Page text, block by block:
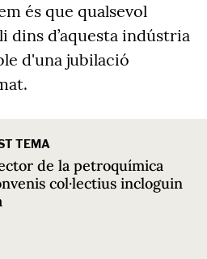
és que qualsevol
dins d’aquesta indústria
d'una jubilació
TEMA
de la petroquímica
col·lectius incloguin